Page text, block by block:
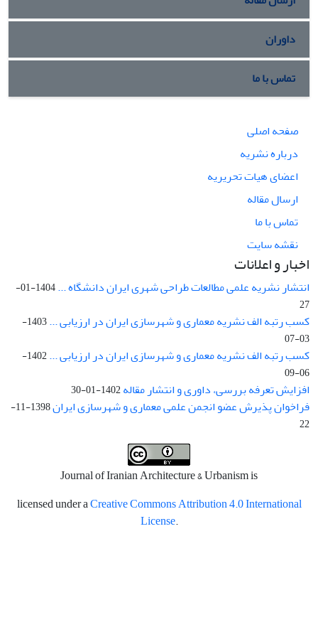
داوران
تماس با ما
صفحه اصلی
درباره نشریه
اعضای هیات تحریریه
ارسال مقاله
تماس با ما
نقشه سایت
اخبار و اعلانات
انتشار نشریه علمی مطالعات طراحی شهری ایران دانشگاه ...
1404-01-
27
کسب رتبه الف نشریه معماری و شهرسازی ایران در ارزیابی ...
1403-
03-07
کسب رتبه الف نشریه معماری و شهرسازی ایران در ارزیابی ...
1402-
06-09
افزایش تعرفه بررسی، داوری و انتشار مقاله1402-01-30
فراخوان پذیرش عضو انجمن علمی معماری و شهرسازی ایران
1398-11-
22
Journal of Iranian Architecture & Urbanism is
licensed under aCreative Commons Attribution 4.0 International
License.